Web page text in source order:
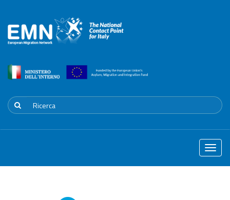
Toggle